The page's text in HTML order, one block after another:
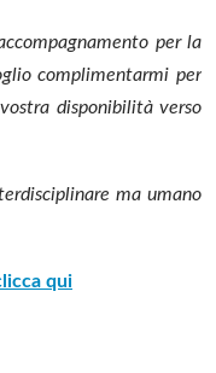
per la
complimentarmi per
disponibilità verso
ma umano
qui